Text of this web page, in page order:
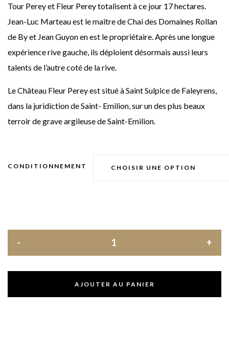
Tour Perey et Fleur Perey totalisent à ce jour 17 hectares.
Jean-Luc Marteau est le maître de Chai des Domaines Rollan
de By et Jean Guyon en est le propriétaire. Après une longue
expérience rive gauche, ils déploient désormais aussi leurs
talents de l’autre coté de la rive.
Le Château Fleur Perey est situé à Saint Sulpice de Faleyrens,
dans la juridiction de Saint- Emilion, sur un des plus beaux
terroir de grave argileuse de Saint-Emilion.
CONDITIONNEMENT
AJOUTER AU PANIER